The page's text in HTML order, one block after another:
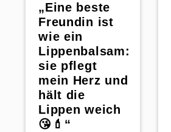
„Eine beste
Freundin ist
wie ein
Lippenbalsam:
sie pflegt
mein Herz und
hält die
Lippen weich
😘💄“